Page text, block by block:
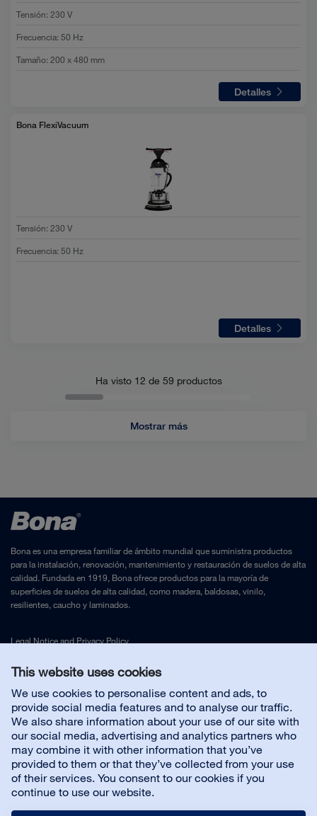
This website uses cookies
We use cookies to personalise content and ads, to
provide social media features and to analyse our traffic.
We also share information about your use of our site with
our social media, advertising and analytics partners who
may combine it with other information that you’ve
provided to them or that they’ve collected from your use
of their services. You consent to our cookies if you
continue to use our website.
Tensión:230 V
Frecuencia:50 Hz
Tamaño:200 x 480 mm
Detalles
Bona FlexiVacuum
Tensión:230 V
Frecuencia:50 Hz
Detalles
Ha visto 12 de 59 productos
Mostrar más
Bona es una empresa familiar de ámbito mundial que suministra productos
para la instalación, renovación, mantenimiento y restauración de suelos de alta
calidad. Fundada en 1919, Bona ofrece productos para la mayoría de
superficies de suelos de alta calidad, como madera, baldosas, vinilo,
resilientes, caucho y laminados.
Legal Noticeand Privacy Policy
Contáctenos
Servicio al cliente
Sobre nosotros